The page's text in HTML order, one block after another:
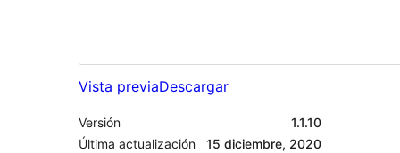
Vista previaDescargar
Versión
1.1.10
Última actualización
15 diciembre, 2020